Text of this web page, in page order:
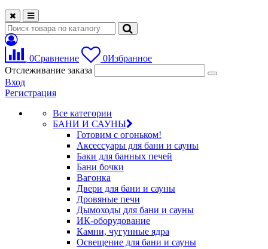
0Сравнение 0Избранное
Отслеживание заказа
Вход
Регистрация
Все категории
БАНИ И САУНЫ
Готовим с огоньком!
Аксессуары для бани и сауны
Баки для банных печей
Бани бочки
Вагонка
Двери для бани и сауны
Дровяные печи
Дымоходы для бани и сауны
ИК-оборудование
Камни, чугунные ядра
Освещение для бани и сауны